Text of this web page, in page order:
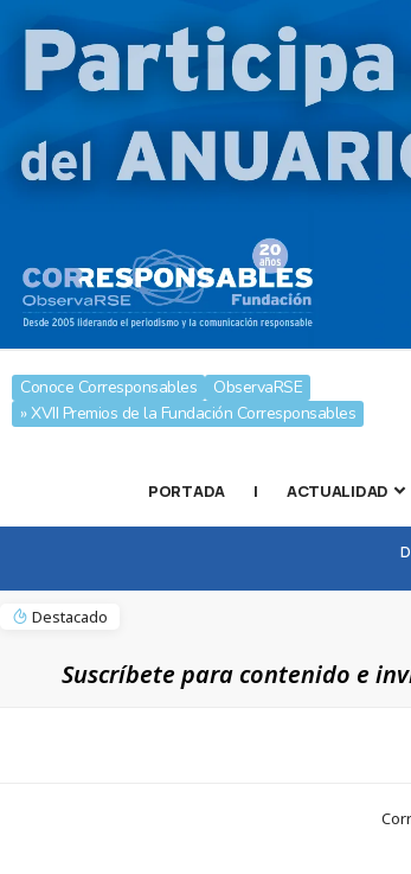
Conoce Corresponsables
ObservaRSE
» XVII Premios de la Fundación Corresponsables
PORTADA | ACTUALIDAD
Destacado
Suscríbete para contenido e